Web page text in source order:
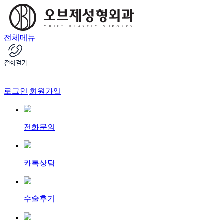
전체메뉴
로그인 회원가입
전화문의
카톡상담
수술후기